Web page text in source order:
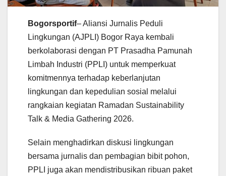
Bogorsportif– Aliansi Jurnalis Peduli
Lingkungan (AJPLI) Bogor Raya kembali
berkolaborasi dengan PT Prasadha Pamunah
Limbah Industri (PPLI) untuk memperkuat
komitmennya terhadap keberlanjutan
lingkungan dan kepedulian sosial melalui
rangkaian kegiatan Ramadan Sustainability
Talk & Media Gathering 2026.
Selain menghadirkan diskusi lingkungan
bersama jurnalis dan pembagian bibit pohon,
PPLI juga akan mendistribusikan ribuan paket